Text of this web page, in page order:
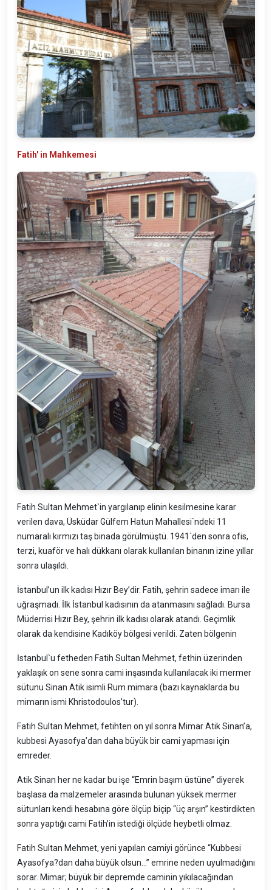
Fatih' in Mahkemesi
Fatih Sultan Mehmet`in yargılanıp elinin kesilmesine karar
verilen dava, Üsküdar Gülfem Hatun Mahallesi`ndeki 11
numaralı kırmızı taş binada görülmüştü. 1941`den sonra ofis,
terzi, kuaför ve halı dükkanı olarak kullanılan binanın izine yıllar
sonra ulaşıldı.
İstanbul’un ilk kadısı Hızır Bey’dir. Fatih, şehrin sadece imarı ile
uğraşmadı. İlk İstanbul kadısının da atanmasını sağladı. Bursa
Müderrisi Hızır Bey, şehrin ilk kadısı olarak atandı. Geçimlik
olarak da kendisine Kadıköy bölgesi verildi. Zaten bölgenin
İstanbul`u fetheden Fatih Sultan Mehmet, fethin üzerinden
yaklaşık on sene sonra cami inşasında kullanılacak iki mermer
sütunu Sinan Atik isimli Rum mimara (bazı kaynaklarda bu
mimarın ismi Khristodoulos’tur).
Fatih Sultan Mehmet, fetihten on yıl sonra Mimar Atik Sinan’a,
kubbesi Ayasofya’dan daha büyük bir cami yapması için
emreder.
Atik Sinan her ne kadar bu işe “Emrin başım üstüne” diyerek
başlasa da malzemeler arasında bulunan yüksek mermer
sütunları kendi hesabına göre ölçüp biçip “üç arşın” kestirdikten
sonra yaptığı cami Fatih’in istediği ölçüde heybetli olmaz.
Fatih Sultan Mehmet, yeni yapılan camiyi görünce “Kubbesi
Ayasofya?dan daha büyük olsun...” emrine neden uyulmadığını
sorar. Mimar; büyük bir depremde caminin yıkılacağından